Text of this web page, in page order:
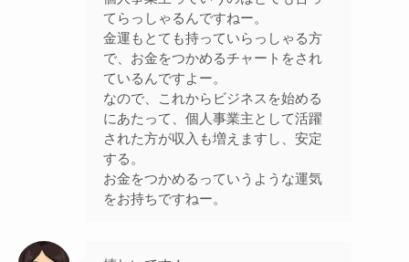
てらっしゃるんですねー。
金運もとても持っていらっしゃる方
で、お金をつかめるチャートをされ
ているんですよー。
なので、これからビジネスを始める
にあたって、個人事業主として活躍
された方が収入も増えますし、安定
する。
お金をつかめるっていうような運気
をお持ちですねー。